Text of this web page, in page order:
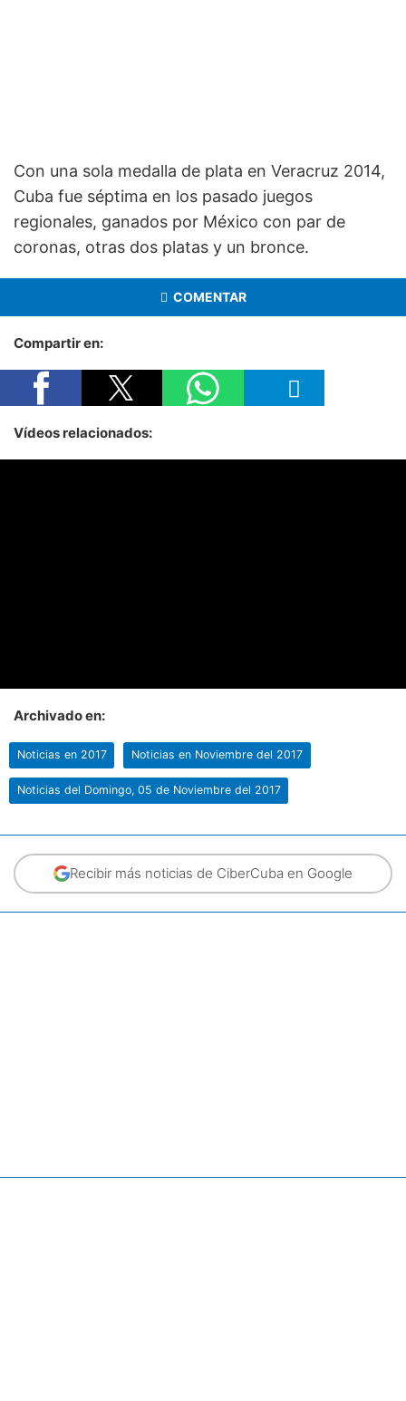
Con una sola medalla de plata en Veracruz 2014,
Cuba fue séptima en los pasado juegos
regionales, ganados por México con par de
coronas, otras dos platas y un bronce.
COMENTAR
Compartir en:
Vídeos relacionados:
Archivado en:
Noticias en 2017 Noticias en Noviembre del 2017
Noticias del Domingo, 05 de Noviembre del 2017
Recibir más noticias de CiberCuba en Google